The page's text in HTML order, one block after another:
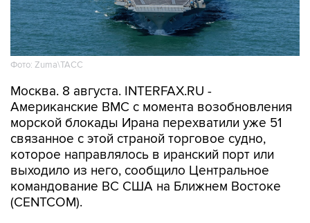
Фото: Zuma\ТАСС
Москва. 8 августа. INTERFAX.RU -
Американские ВМС с момента возобновления
морской блокады Ирана перехватили уже 51
связанное с этой страной торговое судно,
которое направлялось в иранский порт или
выходило из него, сообщило Центральное
командование ВС США на Ближнем Востоке
(CENTCOM).